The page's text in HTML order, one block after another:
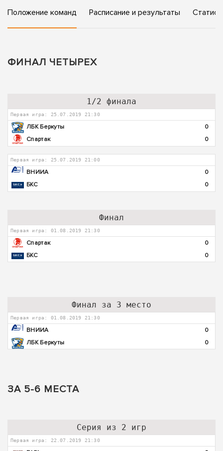
Положение команд Расписание и результаты
ФИНАЛ ЧЕТЫРЕХ
1/2 финала
Первая игра: 25.07.2019 21:30
ЛБК Беркуты
0
Спартак
0
Первая игра: 25.07.2019 21:00
ВНИИА
0
БКС
0
Финал
Первая игра: 01.08.2019 21:30
Спартак
0
БКС
0
Финал за 3 место
Первая игра: 01.08.2019 21:30
ВНИИА
0
ЛБК Беркуты
0
ЗА 5-6 МЕСТА
Серия из 2 игр
Первая игра: 22.07.2019 21:30